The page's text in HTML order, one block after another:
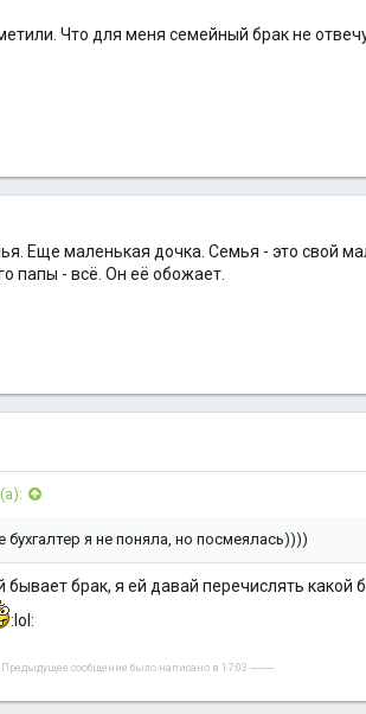
Что для меня семейный брак не
Еще маленькая дочка. Семья - это свой
папы - всё. Он её обожает.
бухгалтер я не поняла, но посмеялась))))
брак, я ей давай перечислять
:lol:
Предыдущее сообщение было написано в 17:03 ----------